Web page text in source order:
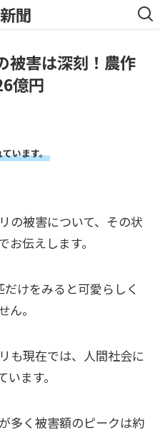
聞
被害は深刻！農作
億円
います。
の被害について、その状
伝えします。
けをみると可愛らしく
。
も現在では、人間社会に
ます。
多く被害額のピークは約